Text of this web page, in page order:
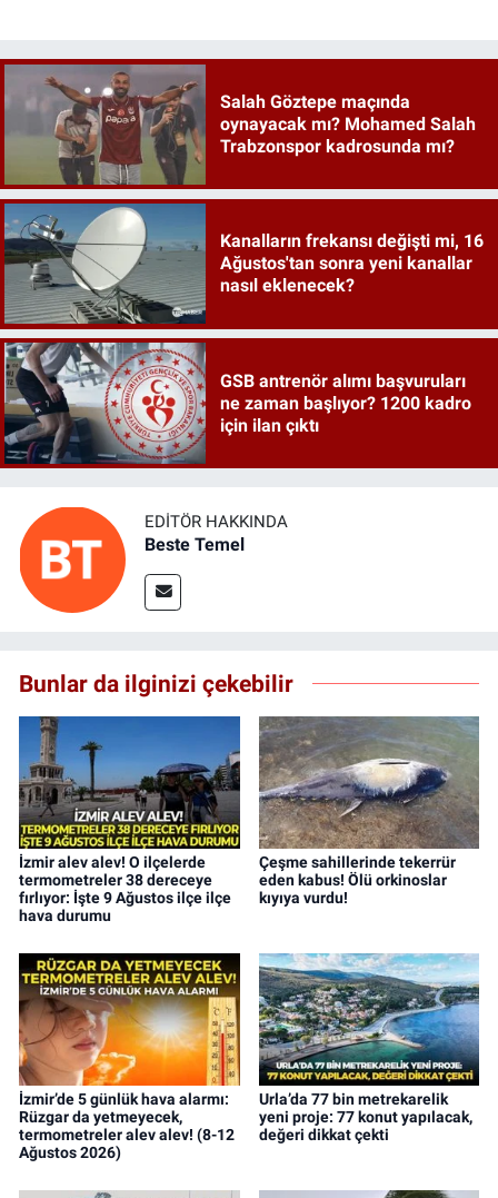
Salah Göztepe maçında
oynayacak mı? Mohamed Salah
Trabzonspor kadrosunda mı?
Kanalların frekansı değişti mi, 16
Ağustos'tan sonra yeni kanallar
nasıl eklenecek?
GSB antrenör alımı başvuruları
ne zaman başlıyor? 1200 kadro
için ilan çıktı
EDITÖR HAKKINDA
Beste Temel
Bunlar da ilginizi çekebilir
İzmir alev alev! O ilçelerde
termometreler 38 dereceye
fırlıyor: İşte 9 Ağustos ilçe ilçe
hava durumu
Çeşme sahillerinde tekerrür
eden kabus! Ölü orkinoslar
kıyıya vurdu!
İzmir’de 5 günlük hava alarmı:
Rüzgar da yetmeyecek,
termometreler alev alev! (8-12
Ağustos 2026)
Urla’da 77 bin metrekarelik
yeni proje: 77 konut yapılacak,
değeri dikkat çekti